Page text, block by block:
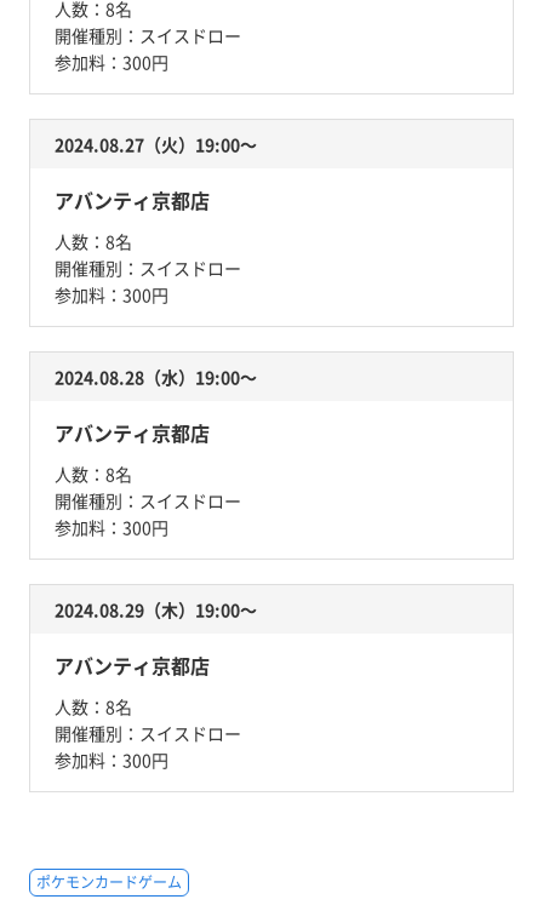
人数： 8名
開催種別： スイスドロー
参加料： 300円
2024.08.27（火）19:00〜
アバンティ京都店
人数： 8名
開催種別： スイスドロー
参加料： 300円
2024.08.28（水）19:00〜
アバンティ京都店
人数： 8名
開催種別： スイスドロー
参加料： 300円
2024.08.29（木）19:00〜
アバンティ京都店
人数： 8名
開催種別： スイスドロー
参加料： 300円
ポケモンカードゲーム